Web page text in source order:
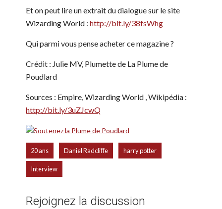
Et on peut lire un extrait du dialogue sur le site
Wizarding World : http://bit.ly/38fsWhg
Qui parmi vous pense acheter ce magazine ?
Crédit : Julie MV, Plumette de La Plume de
Poudlard
Sources : Empire, Wizarding World , Wikipédia :
http://bit.ly/3uZJcwQ
20 ans Daniel Radcliffe harry potter
Interview
Rejoignez la discussion